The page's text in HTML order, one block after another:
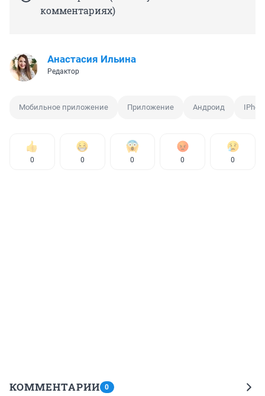
комментариях)
Анастасия Ильина
Редактор
Мобильное приложение Приложение Андроид
0 0 0 0 0
КОММЕНТАРИИ 0